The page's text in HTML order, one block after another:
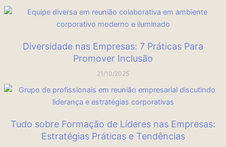
Diversidade nas Empresas: 7 Práticas Para
Promover Inclusão
21/10/2025
Tudo sobre Formação de Líderes nas Empresas:
Estratégias Práticas e Tendências